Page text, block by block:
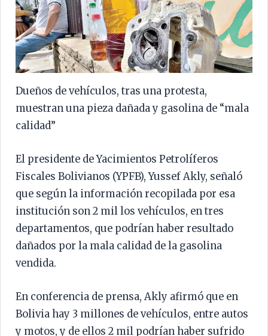
Dueños de vehículos, tras una protesta,
muestran una pieza dañada y gasolina de “mala
calidad”
El presidente de Yacimientos Petrolíferos
Fiscales Bolivianos (YPFB), Yussef Akly, señaló
que según la información recopilada por esa
institución son 2 mil los vehículos, en tres
departamentos, que podrían haber resultado
dañados por la mala calidad de la gasolina
vendida.
En conferencia de prensa, Akly afirmó que en
Bolivia hay 3 millones de vehículos, entre autos
y motos, y de ellos 2 mil podrían haber sufrido